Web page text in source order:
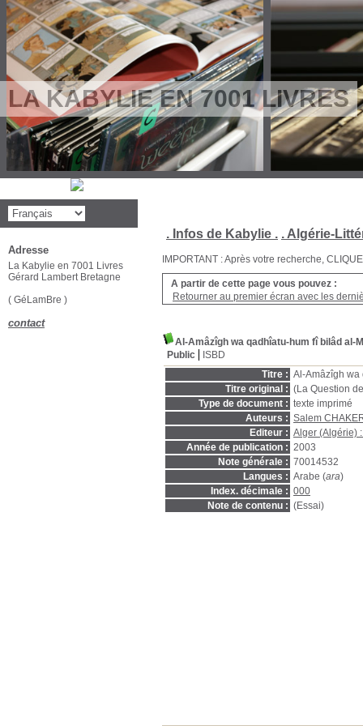
LA KABYLIE EN 7001 LIVRES
. Infos de Kabylie . . Algérie-
IMPORTANT : Après votre recherche,
A partir de cette page vous pouvez :
Retourner au premier écran avec les
Al-Amâzîgh wa qadhîatu-hum fî bilâd al-
Public
ISBD
Titre : Al-Amâzîgh wa
Titre original : (La Question
Type de document : texte imprimé
Auteurs : Salem
Editeur : Alger (Algérie)
Année de publication : 2003
Note générale : 70014532
Langues : Arabe (ara)
Index. décimale : 000
Note de contenu : (Essai)
Adresse
La Kabylie en 7001 Livres
Gérard Lambert Bretagne
( GéLamBre )
contact